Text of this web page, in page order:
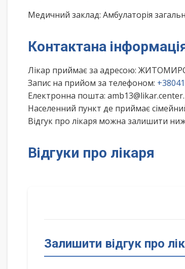
Медичний заклад: Амбулаторія
Контактана
Лікар приймає за адресою:
Запис на прийом за телефоном:
Електронна пошта: amb13@likar.center.
Населенний пункт де приймає
Відгук про лікаря можна залишити
Відгуки про лікаря
Залишити відгук про